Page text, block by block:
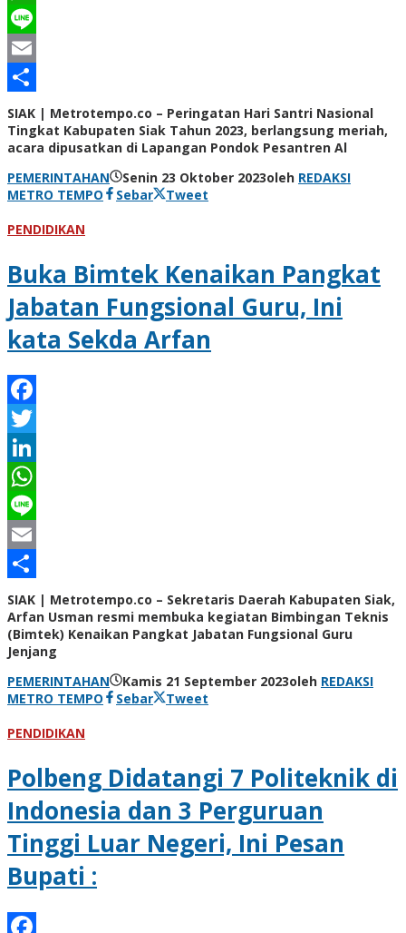
WhatsApp
Line
Email
Share
SIAK | Metrotempo.co – Peringatan Hari Santri Nasional
Tingkat Kabupaten Siak Tahun 2023, berlangsung meriah,
acara dipusatkan di Lapangan Pondok Pesantren Al
PEMERINTAHAN
Senin 23 Oktober 2023oleh REDAKSI
METRO TEMPO
Sebar
Tweet
PENDIDIKAN
Buka Bimtek Kenaikan Pangkat
Jabatan Fungsional Guru, Ini
kata Sekda Arfan
Facebook
Twitter
LinkedIn
WhatsApp
Line
Email
Share
SIAK | Metrotempo.co – Sekretaris Daerah Kabupaten Siak,
Arfan Usman resmi membuka kegiatan Bimbingan Teknis
(Bimtek) Kenaikan Pangkat Jabatan Fungsional Guru
Jenjang
PEMERINTAHAN
Kamis 21 September 2023oleh REDAKSI
METRO TEMPO
Sebar
Tweet
PENDIDIKAN
Polbeng Didatangi 7 Politeknik di
Indonesia dan 3 Perguruan
Tinggi Luar Negeri, Ini Pesan
Bupati :